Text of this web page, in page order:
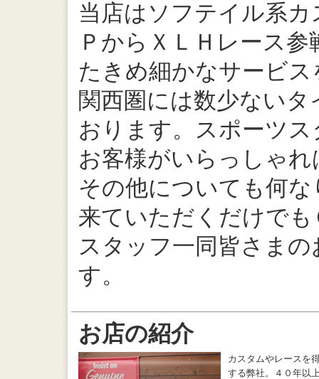
当店はソフテイル系
ＰからＸＬＨレース
たきめ細かなサービ
関西圏には数少ない
おります。スポーツ
お客様がいらっしゃ
その他についても何
来ていただくだけでも
スタッフ一同皆さま
す。
お店の紹介
カスタムやレースを
する弊社。４０年以